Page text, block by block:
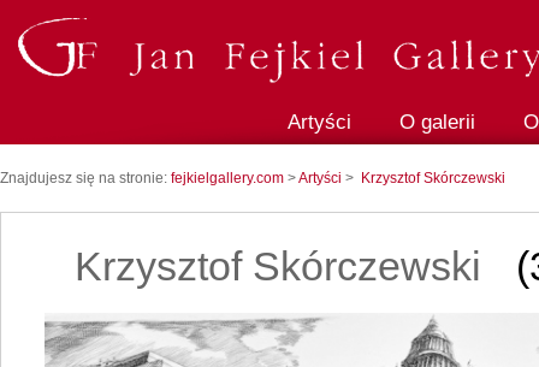
Artyści O galerii
Znajdujesz się na stronie: fejkielgallery.com >Artyści > Krzysztof Skórczewski
Krzysztof Skórczewski